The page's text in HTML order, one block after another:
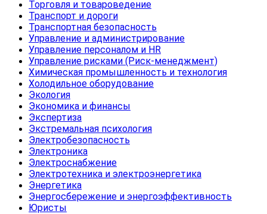
Торговля и товароведение
Транспорт и дороги
Транспортная безопасность
Управление и администрирование
Управление персоналом и HR
Управление рисками (Риск-менеджмент)
Химическая промышленность и технология
Холодильное оборудование
Экология
Экономика и финансы
Экспертиза
Экстремальная психология
Электробезопасность
Электроника
Электроснабжение
Электротехника и электроэнергетика
Энергетика
Энергосбережение и энергоэффективность
Юристы